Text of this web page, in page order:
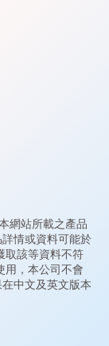
網站所載之產品
情或資料可能於
取該等資料不符
用，本公司不會
中文及英文版本